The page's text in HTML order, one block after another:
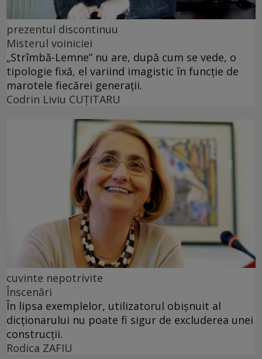
prezentul discontinuu
Misterul voiniciei
„Strîmbă-Lemne” nu are, după cum se vede, o
tipologie fixă, el variind imagistic în funcţie de
marotele fiecărei generaţii.
Codrin Liviu CUŢITARU
cuvinte nepotrivite
Înscenări
În lipsa exemplelor, utilizatorul obișnuit al
dicționarului nu poate fi sigur de excluderea unei
construcții.
Rodica ZAFIU